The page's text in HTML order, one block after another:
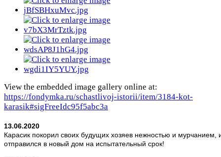
View the embedded image gallery online at:
https://fondymka.ru/schastlivoj-istorii/item/3184-kot-
karasik#sigFreeIdc95f5abc3a
13.06.2020
Карасик покорил своих будущих хозяев нежностью и мурчанием,
отправился в новый дом на испытательный срок!